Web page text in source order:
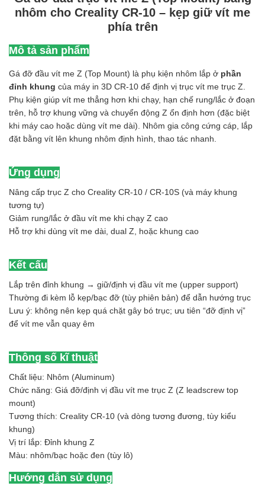
nhôm cho Creality CR-10 – kẹp giữ vít me
phía trên
Mô tả sản phẩm
Gá đỡ đầu vít me Z (Top Mount) là phụ kiện nhôm lắp ở phần
đỉnh khung của máy in 3D CR-10 để định vị trục vít me trục Z.
Phụ kiện giúp vít me thẳng hơn khi chạy, hạn chế rung/lắc ở đoạn
trên, hỗ trợ khung vững và chuyển động Z ổn định hơn (đặc biệt
khi máy cao hoặc dùng vít me dài). Nhôm gia công cứng cáp, lắp
đặt bằng vít lên khung nhôm định hình, thao tác nhanh.
Ứng dụng
Nâng cấp trục Z cho Creality CR-10 / CR-10S (và máy khung
tương tự)
Giảm rung/lắc ở đầu vít me khi chạy Z cao
Hỗ trợ khi dùng vít me dài, dual Z, hoặc khung cao
Kết cấu
Lắp trên đỉnh khung → giữ/định vị đầu vít me (upper support)
Thường đi kèm lỗ kẹp/bạc đỡ (tùy phiên bản) để dẫn hướng trục
Lưu ý: không nên kẹp quá chặt gây bó trục; ưu tiên “đỡ định vị”
để vít me vẫn quay êm
Thông số kĩ thuật
Chất liệu: Nhôm (Aluminum)
Chức năng: Giá đỡ/định vị đầu vít me trục Z (Z leadscrew top
mount)
Tương thích: Creality CR-10 (và dòng tương đương, tùy kiểu
khung)
Vị trí lắp: Đỉnh khung Z
Màu: nhôm/bạc hoặc đen (tùy lô)
Hướng dẫn sử dụng